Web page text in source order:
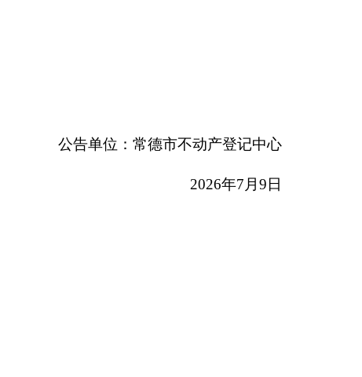
公告单位：常德市不动产登记中心
2026年7月9日